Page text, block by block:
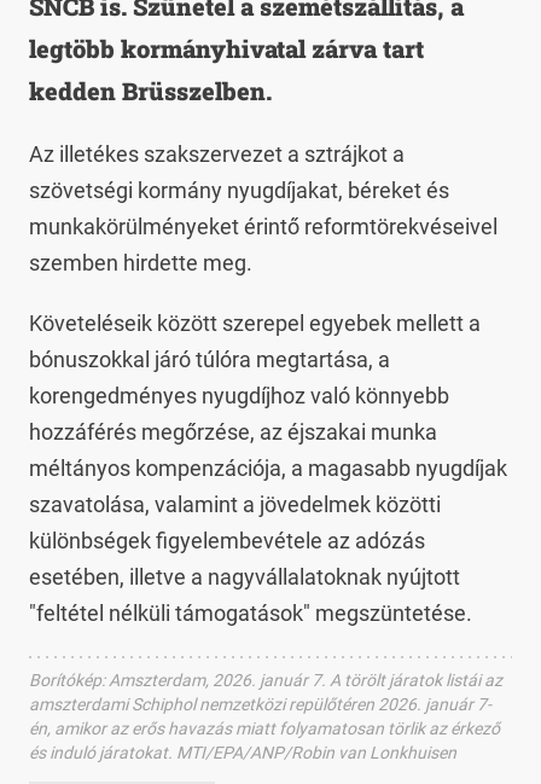
legtöbb kormányhivatal zárva tart
kedden Brüsszelben.
Az illetékes szakszervezet a sztrájkot a
szövetségi kormány nyugdíjakat, béreket és
munkakörülményeket érintő reformtörekvéseivel
szemben hirdette meg.
Követeléseik között szerepel egyebek mellett a
bónuszokkal járó túlóra megtartása, a
korengedményes nyugdíjhoz való könnyebb
hozzáférés megőrzése, az éjszakai munka
méltányos kompenzációja, a magasabb nyugdíjak
szavatolása, valamint a jövedelmek közötti
különbségek figyelembevétele az adózás
esetében, illetve a nagyvállalatoknak nyújtott
"feltétel nélküli támogatások" megszüntetése.
Borítókép:Amszterdam, 2026. január 7. A törölt járatok listái az
amszterdami Schiphol nemzetközi repülőtéren 2026. január 7-
én, amikor az erős havazás miatt folyamatosan törlik az érkező
és induló járatokat. MTI/EPA/ANP/Robin van Lonkhuisen